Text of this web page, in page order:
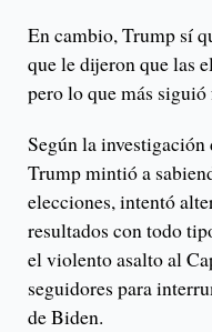
En cambio, Trump sí
que le dijeron que las
pero lo que más
Según la
Trump mintió a
elecciones, intentó
resultados con todo
el violento asalto al
seguidores para
de Biden.